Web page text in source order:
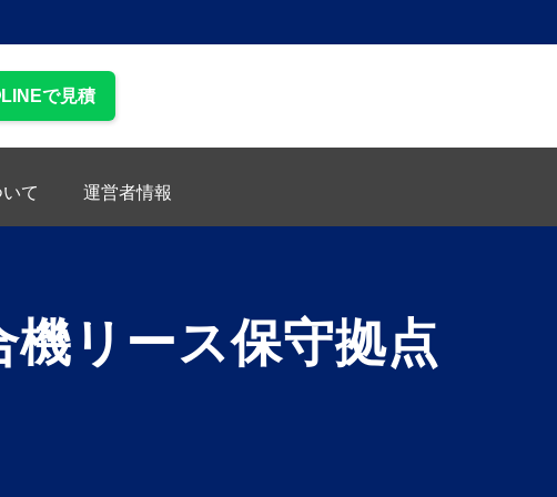
LINEで見積
て 運営者情報
リース保守拠点